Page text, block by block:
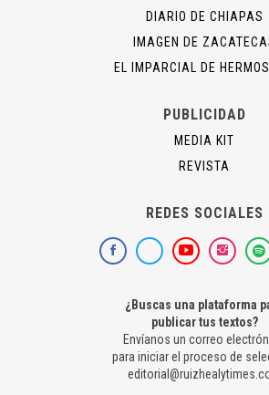
DIARIO DE CHIAPAS
IMAGEN DE
EL IMPARCIAL DE
PUBLICIDAD
MEDIA KIT
REVISTA
REDES SOCIALES
¿Buscas una plataforma
publicar tus textos?
Envíanos un correo
para iniciar el proceso de